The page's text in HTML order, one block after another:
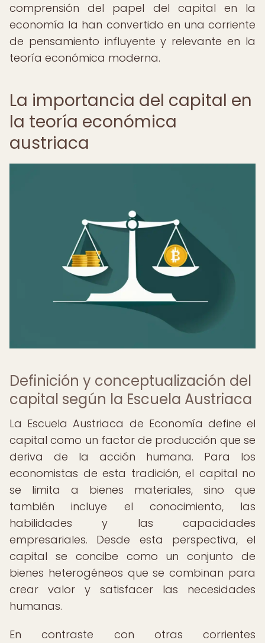
comprensión del papel del capital en la
economía la han convertido en una corriente
de pensamiento influyente y relevante en la
teoría económica moderna.
La importancia del capital en
la teoría económica
austriaca
Definición y conceptualización del
capital según la Escuela Austriaca
La Escuela Austriaca de Economía define el
capital como un factor de producción que se
deriva de la acción humana. Para los
economistas de esta tradición, el capital no
se limita a bienes materiales, sino que
también incluye el conocimiento, las
habilidades y las capacidades
empresariales. Desde esta perspectiva, el
capital se concibe como un conjunto de
bienes heterogéneos que se combinan para
crear valor y satisfacer las necesidades
humanas.
En contraste con otras corrientes